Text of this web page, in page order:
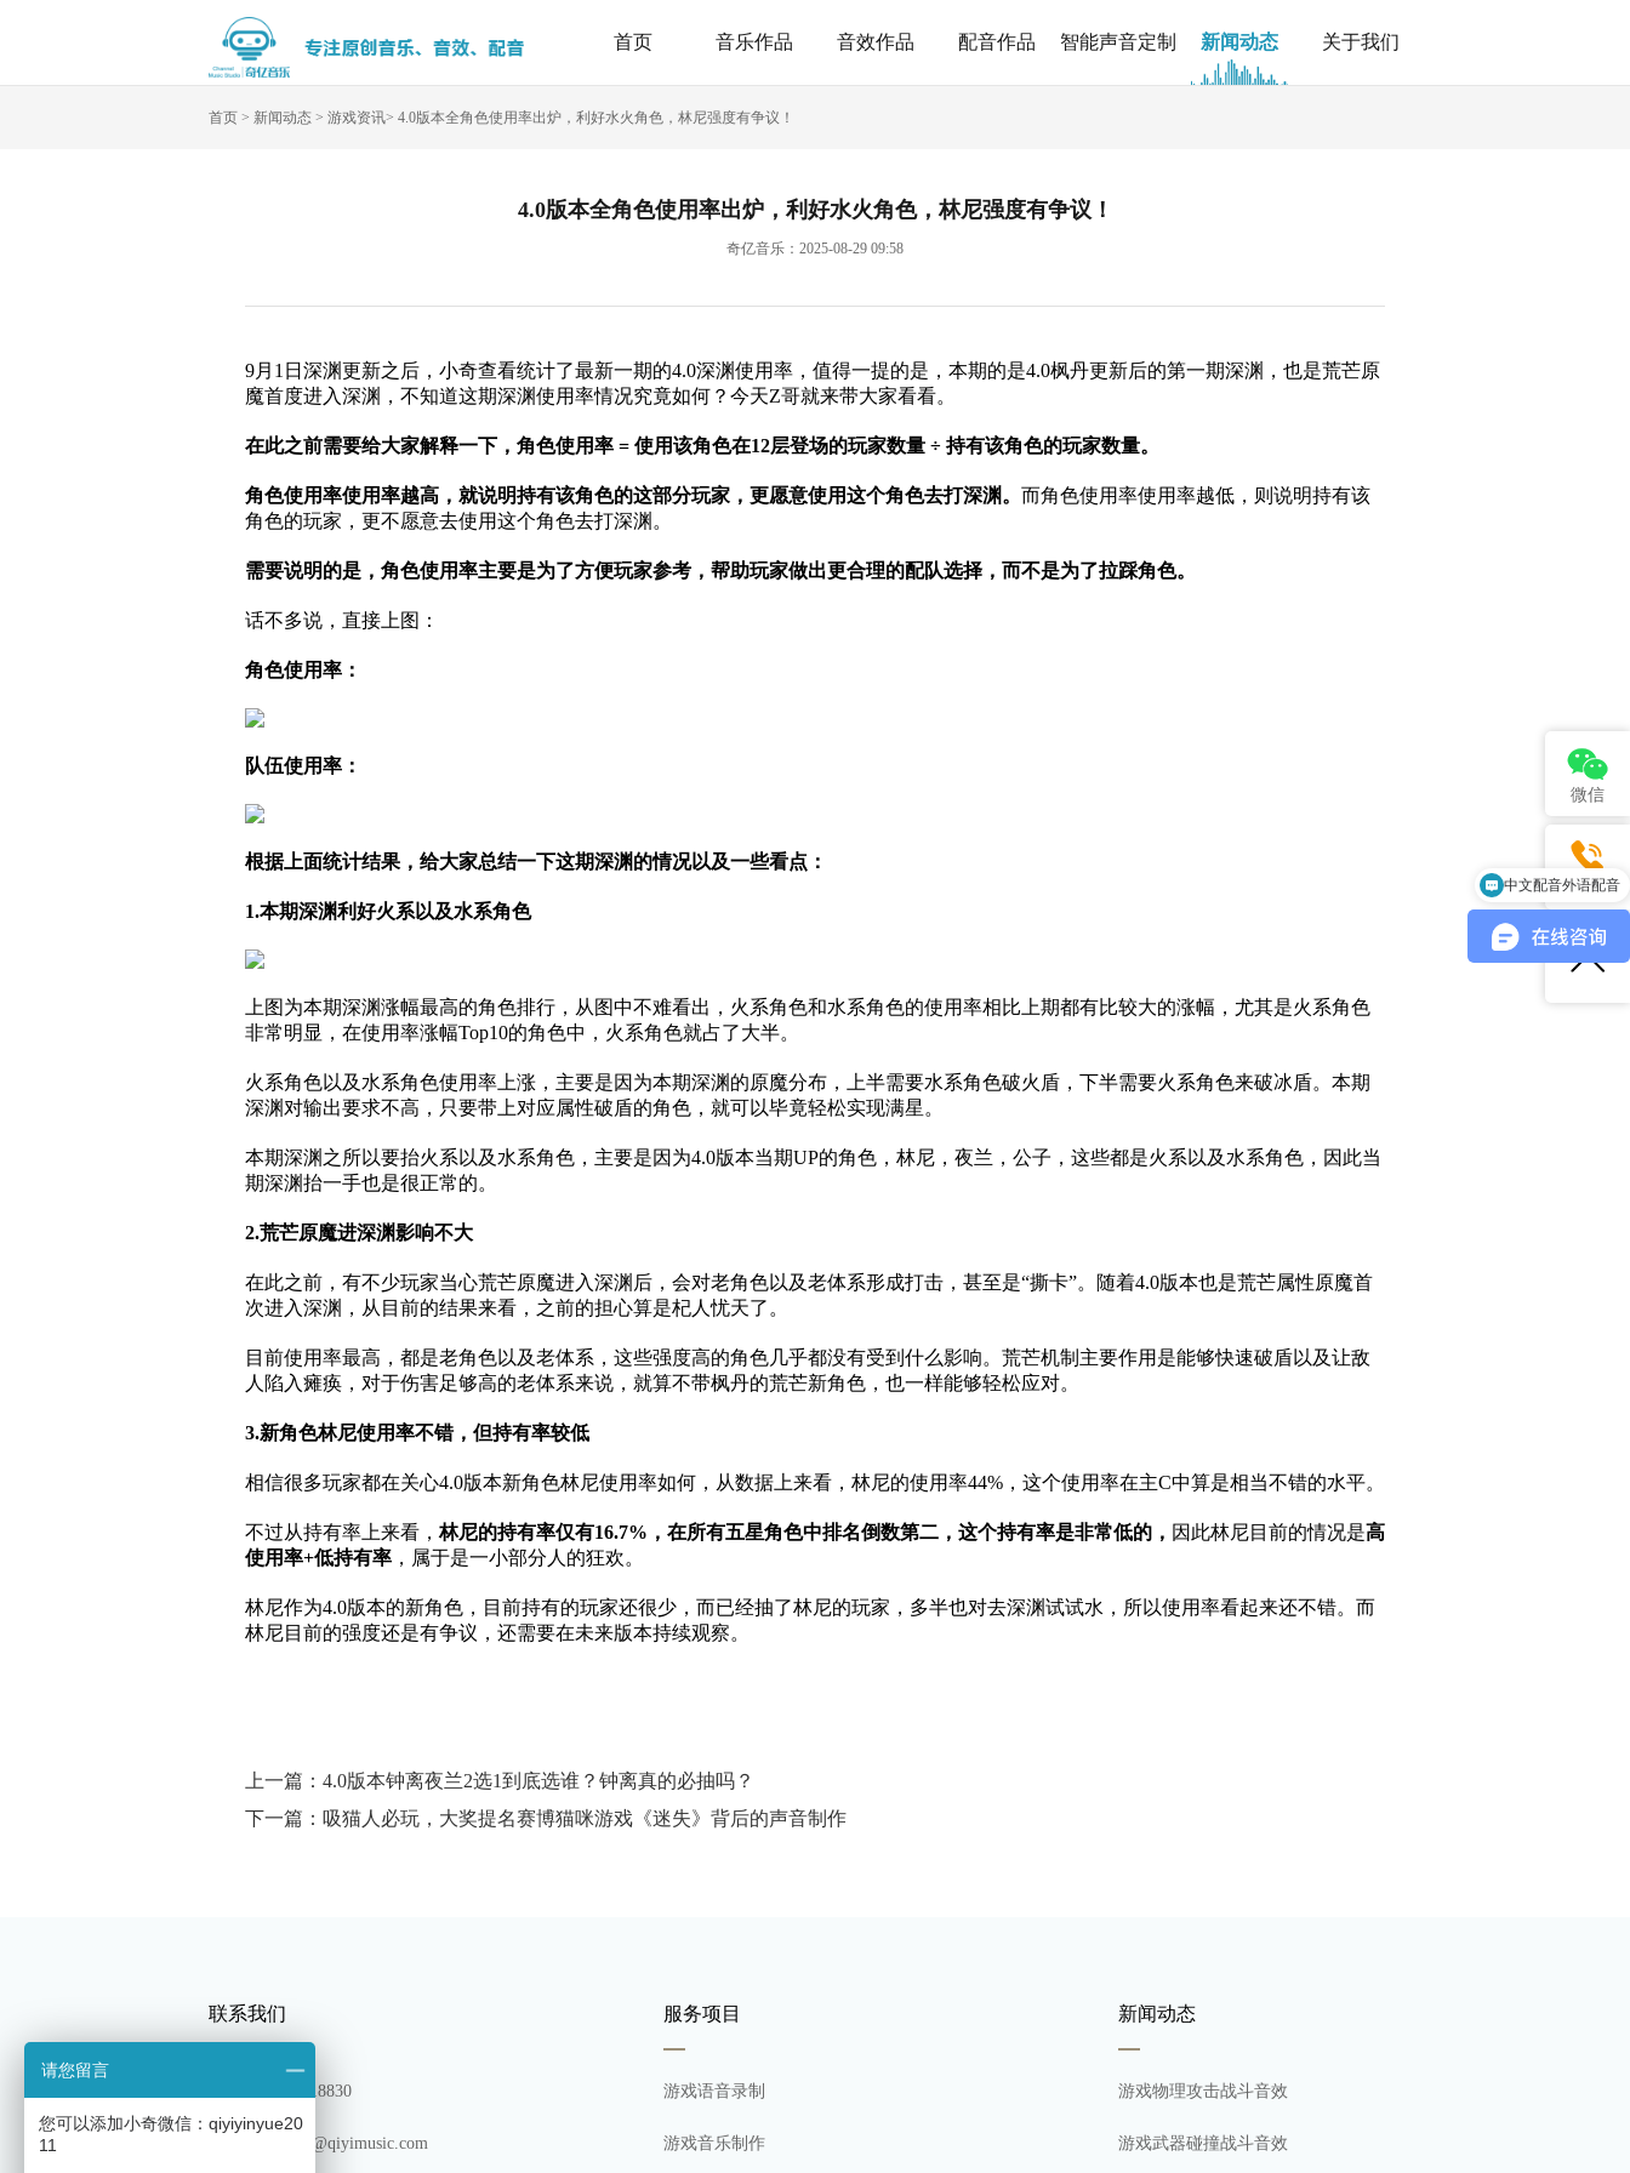
首页 音乐作品 音效作品 配音作品 智能声音定制 新闻动态 关于我们
首页 > 新闻动态 > 游戏资讯> 4.0版本全角色使用率出炉，利好水火角色，林尼强度有争议！
4.0版本全角色使用率出炉，利好水火角色，林尼强度有争议！
奇亿音乐：2025-08-29 09:58
9月1日深渊更新之后，小奇查看统计了最新一期的4.0深渊使用率，值得一提的是，本期的是4.0枫丹更新后的第一期深渊，也是荒芒原
魔首度进入深渊，不知道这期深渊使用率情况究竟如何？今天Z哥就来带大家看看。
在此之前需要给大家解释一下 ，角色使用率 = 使用该角色在12层登场的玩家数量 ÷ 持有该角色的玩家数量。
角色使用率使用率越高，就说明持有该角色的这部分玩家，更愿意使用这个角色去打深渊。 而角色使用率使用率越低，则说明持有该
角色的玩家，更不愿意去使用这个角色去打深渊。
需要说明的是，角色使用率主要是为了方便玩家参考，帮助玩家做出更合理的配队选择，而不是为了拉踩角色。
话不多说，直接上图：
角色使用率：
队伍使用率：
根据上面统计结果，给大家总结一下这期深渊的情况以及一些看点：
1.本期深渊利好火系以及水系角色
上图为本期深渊涨幅最高的角色排行，从图中不难看出，火系角色和水系角色的使用率相比上期都有比较大的涨幅，尤其是火系角色
非常明显，在使用率涨幅Top10的角色中，火系角色就占了大半。
火系角色以及水系角色使用率上涨，主要是因为本期深渊的原魔分布，上半需要水系角色破火盾，下半需要火系角色来破冰盾。本期
深渊对输出要求不高，只要带上对应属性破盾的角色，就可以毕竟轻松实现满星。
本期深渊之所以要抬火系以及水系角色，主要是因为4.0版本当期UP的角色，林尼，夜兰，公子，这些都是火系以及水系角色，因此当
期深渊抬一手也是很正常的。
2.荒芒原魔进深渊影响不大
在此之前，有不少玩家当心荒芒原魔进入深渊后，会对老角色以及老体系形成打击，甚至是“撕卡”。随着4.0版本也是荒芒属性原魔首
次进入深渊，从目前的结果来看，之前的担心算是杞人忧天了。
目前使用率最高，都是老角色以及老体系，这些强度高的角色几乎都没有受到什么影响。荒芒机制主要作用是能够快速破盾以及让敌
人陷入瘫痪，对于伤害足够高的老体系来说，就算不带枫丹的荒芒新角色，也一样能够轻松应对。
3.新角色林尼使用率不错，但持有率较低
相信很多玩家都在关心4.0版本新角色林尼使用率如何，从数据上来看，林尼的使用率44%，这个使用率在主C中算是相当不错的水平。
不过从持有率上来看，林尼的持有率仅有16.7%，在所有五星角色中排名倒数第二，这个持有率是非常低的， 因此林尼目前的情况是高
使用率+低持有率 ，属于是一小部分人的狂欢。
林尼作为4.0版本的新角色，目前持有的玩家还很少，而已经抽了林尼的玩家，多半也对去深渊试试水，所以使用率看起来还不错。而
林尼目前的强度还是有争议，还需要在未来版本持续观察。
上一篇：4.0版本钟离夜兰2选1到底选谁？钟离真的必抽吗？
下一篇：吸猫人必玩，大奖提名赛博猫咪游戏《迷失》背后的声音制作
联系我们
TEL：13180318830
邮箱: shichang@qiyimusic.com
服务项目
游戏语音录制
游戏音乐制作
新闻动态
游戏物理攻击战斗音效
游戏武器碰撞战斗音效
微信
电话
游戏音乐制作
中文配音外语配音
请您留言
您可以添加小奇微信：qiyiyinyue20
11